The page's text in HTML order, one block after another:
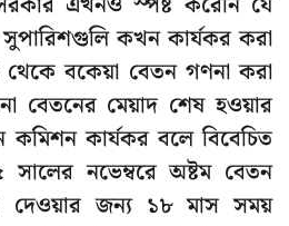
কখন কার্যকর করা
বকেয়া বেতন গণনা করা
বেতনের মেয়াদ শেষ হওয়ার
কার্যকর বলে বিবেচিত
সালের নভেম্বরে অষ্টম বেতন
দেওয়ার জন্য ১৮ মাস সময়